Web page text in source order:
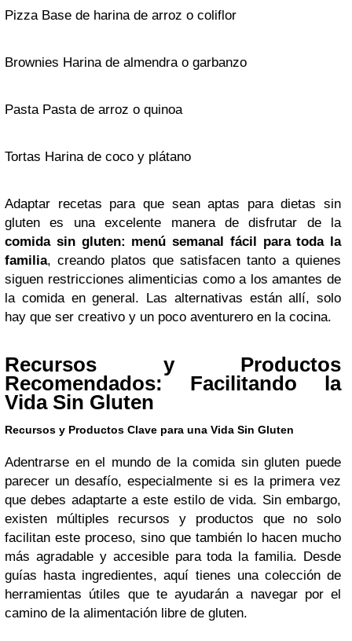
Pizza Base de harina de arroz o coliflor
Brownies Harina de almendra o garbanzo
Pasta Pasta de arroz o quinoa
Tortas Harina de coco y plátano
Adaptar recetas para que sean aptas para dietas sin
gluten es una excelente manera de disfrutar de la
comida sin gluten: menú semanal fácil para toda la
familia, creando platos que satisfacen tanto a quienes
siguen restricciones alimenticias como a los amantes de
la comida en general. Las alternativas están allí, solo
hay que ser creativo y un poco aventurero en la cocina.
Recursos y Productos
Recomendados: Facilitando la
Vida Sin Gluten
Recursos y Productos Clave para una Vida Sin Gluten
Adentrarse en el mundo de la comida sin gluten puede
parecer un desafío, especialmente si es la primera vez
que debes adaptarte a este estilo de vida. Sin embargo,
existen múltiples recursos y productos que no solo
facilitan este proceso, sino que también lo hacen mucho
más agradable y accesible para toda la familia. Desde
guías hasta ingredientes, aquí tienes una colección de
herramientas útiles que te ayudarán a navegar por el
camino de la alimentación libre de gluten.